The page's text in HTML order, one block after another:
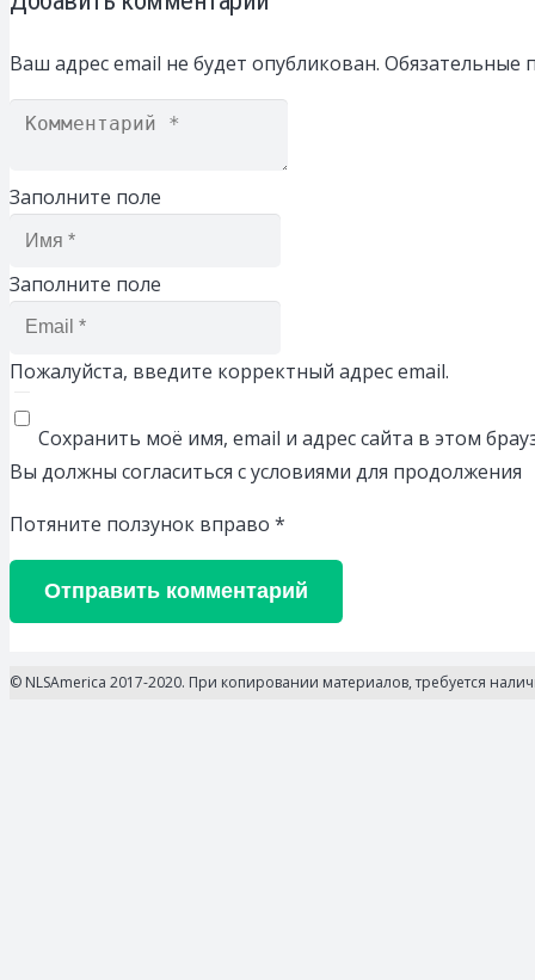
Ваш адрес email не будет опубликован. Обязательные
Заполните поле
Заполните поле
Пожалуйста, введите корректный адрес email.
Сохранить моё имя, email и адрес сайта в этом
Вы должны согласиться с условиями для продолжения
Потяните ползунок вправо *
Отправить комментарий
© NLSAmerica 2017-2020. При копировании материалов, требуется